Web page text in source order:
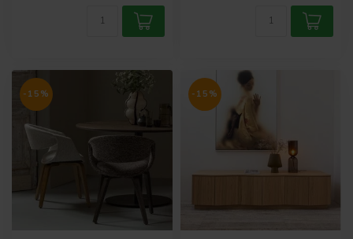
-15% -15%